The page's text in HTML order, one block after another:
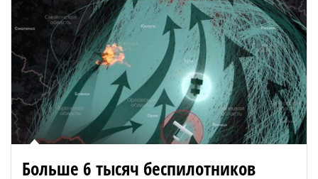
Больше 6 тысяч беспилотников